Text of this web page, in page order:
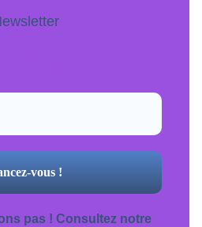
pas ! Consultez notre